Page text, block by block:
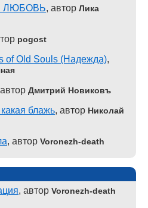
ЛЮБОВЬ, автор Лика
pogost
of Old Souls (Надежда),
Дмитрий Новиковъ
блажь, автор Николай
, автор Voronezh-death
, автор Voronezh-death